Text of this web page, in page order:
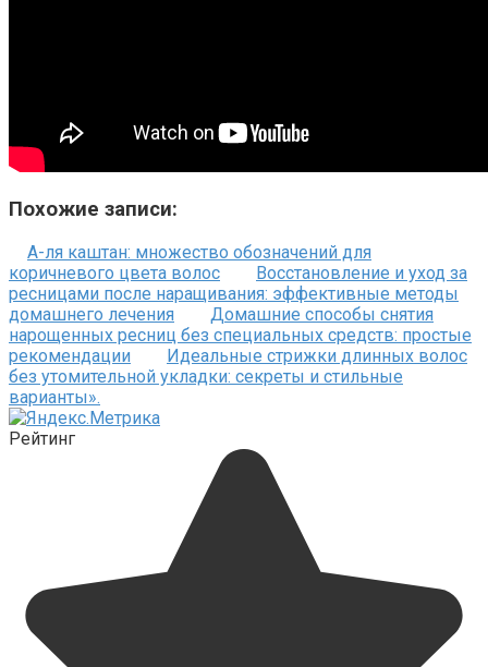
Похожие записи:
А-ля каштан: множество обозначений для
коричневого цвета волос
Восстановление и уход за
ресницами после наращивания: эффективные методы
домашнего лечения
Домашние способы снятия
нарощенных ресниц без специальных средств: простые
рекомендации
Идеальные стрижки длинных волос
без утомительной укладки: секреты и стильные
варианты».
Рейтинг